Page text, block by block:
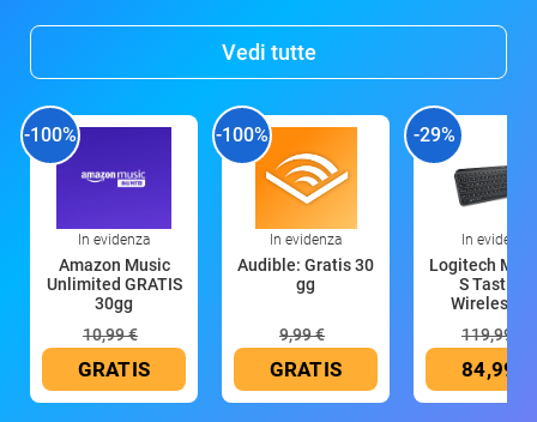
Vedi tutte
-100%
In evidenza
Amazon Music
Unlimited GRATIS
30gg
10,99 €
GRATIS
-100%
In evidenza
Audible: Gratis 30
gg
9,99 €
GRATIS
-29%
In evidenza
Logitech MX
S Tastiera
Wireless
119,99 €
84,99 €